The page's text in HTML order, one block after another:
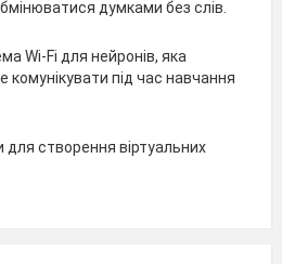
думками без слів.
Wi-Fi для нейронів, яка
комунікувати під час навчання
для створення віртуальних